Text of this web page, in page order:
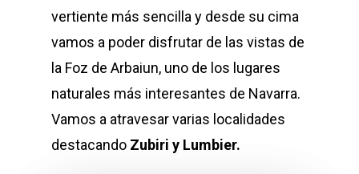
vertiente más sencilla y desde su cima
vamos a poder disfrutar de las vistas de
la Foz de Arbaiun, uno de los lugares
naturales más interesantes de Navarra.
Vamos a atravesar varias localidades
destacando Zubiri y Lumbier.